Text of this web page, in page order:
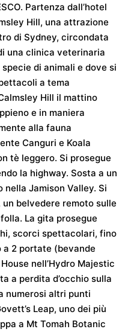
Partenza dall’hotel
Hill, una attrazione
di Sydney, circondata
una clinica veterinaria
di animali e dove si
a tema
Hill il mattino
e in maniera
alla fauna
Canguri e Koala
tè leggero. Si prosegue
la highway. Sosta a un
Jamison Valley. Si
belvedere remoto sulle
La gita prosegue
scorci spettacolari, fino
a 2 portate (bevande
nell’Hydro Majestic
a perdita d’occhio sulla
numerosi altri punti
Leap, uno dei più
a Mt Tomah Botanic